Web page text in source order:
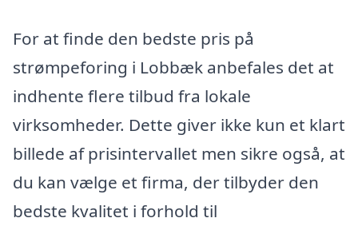
For at finde den bedste pris på
strømpeforing i Lobbæk anbefales det at
indhente flere tilbud fra lokale
virksomheder. Dette giver ikke kun et klart
billede af prisintervallet men sikre også, at
du kan vælge et firma, der tilbyder den
bedste kvalitet i forhold til